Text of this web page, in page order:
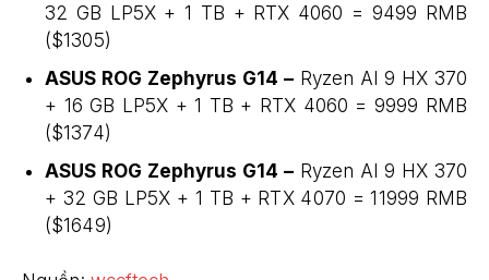
32 GB LP5X + 1 TB + RTX 4060 = 9499 RMB
($1305)
ASUS ROG Zephyrus G14 – Ryzen AI 9 HX 370
+ 16 GB LP5X + 1 TB + RTX 4060 = 9999 RMB
($1374)
ASUS ROG Zephyrus G14 – Ryzen AI 9 HX 370
+ 32 GB LP5X + 1 TB + RTX 4070 = 11999 RMB
($1649)